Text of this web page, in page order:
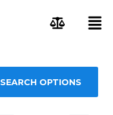
SEARCH OPTIONS